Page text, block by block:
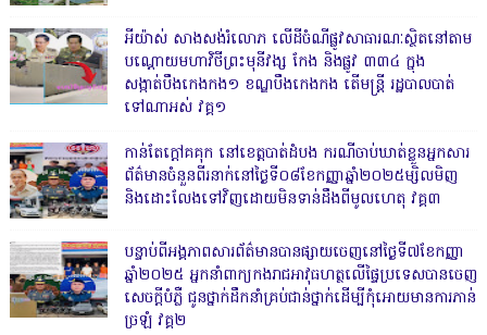
អីយ៉ាស់ សាងសង់រំលោភ លើដីចំណីផ្លូវសាធារណៈស្ថិតនៅតាម
បណ្ដោយមហាវិថីព្រះមុនីវង្ស កែង និងផ្លូវ ៣៣៤ ក្នុង
សង្កាត់បឹងកេងកង១ ខណ្ឌបឹងកេងកង តើមន្ត្រី រដ្ឋបាលបាត់
ទៅណាអស់ វគ្គ១
កាន់តែក្តៅគគុក នៅខេត្តបាត់ដំបង ករណីចាប់ឃាត់ខ្លួនអ្នកសារ
ព័ត៌មានចំនួនពីរនាក់នៅថ្ងៃទី០៨ខែកញ្ញាឆ្នាំ២០២៥ម្សិលមិញ
និងដោះលែងទៅវិញដោយមិនទាន់ដឹងពីមូលហេតុ វគ្គ៣
បន្ទាប់ពីអង្គភាពសារព័ត៌មានបានផ្សាយចេញនៅថ្ងៃទី៧ខែកញ្ញា
ឆ្នាំ២០២៥ អ្នកនាំពាក្យកងរាជអាវុធហត្ថលើផ្ទៃប្រទេសបានចេញ
សេចក្តីបំភ្លឺ ជូនថ្នាក់ដឹកនាំគ្រប់ជាន់ថ្នាក់ដើម្បីកុំអោយមានការភាន់
ច្រឡំ វគ្គ២